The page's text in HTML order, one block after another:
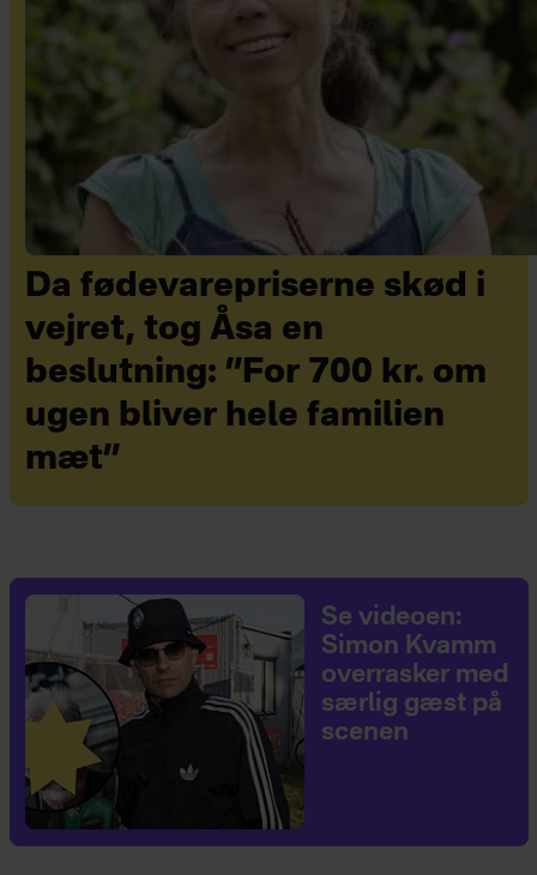
Da fødevarepriserne skød i
vejret, tog Åsa en
beslutning: ”For 700 kr. om
ugen bliver hele familien
mæt”
Se videoen:
Simon Kvamm
overrasker med
særlig gæst på
scenen